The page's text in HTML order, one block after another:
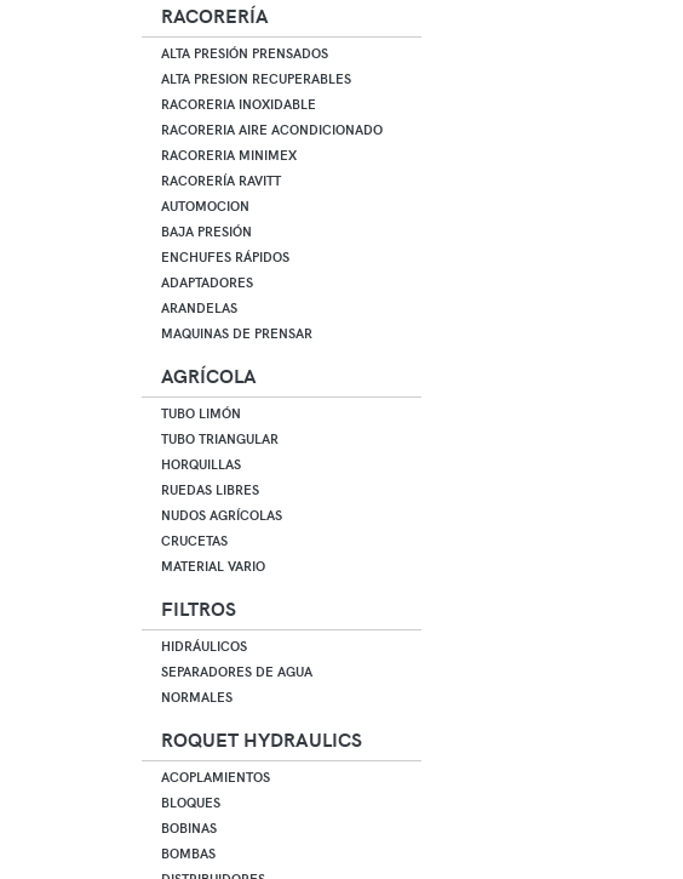
RACORERÍA
ALTA PRESIÓN PRENSADOS
ALTA PRESION RECUPERABLES
RACORERIA INOXIDABLE
RACORERIA AIRE ACONDICIONADO
RACORERIA MINIMEX
RACORERÍA RAVITT
AUTOMOCION
BAJA PRESIÓN
ENCHUFES RÁPIDOS
ADAPTADORES
ARANDELAS
MAQUINAS DE PRENSAR
AGRÍCOLA
TUBO LIMÓN
TUBO TRIANGULAR
HORQUILLAS
RUEDAS LIBRES
NUDOS AGRÍCOLAS
CRUCETAS
MATERIAL VARIO
FILTROS
HIDRÁULICOS
SEPARADORES DE AGUA
NORMALES
ROQUET HYDRAULICS
ACOPLAMIENTOS
BLOQUES
BOBINAS
BOMBAS